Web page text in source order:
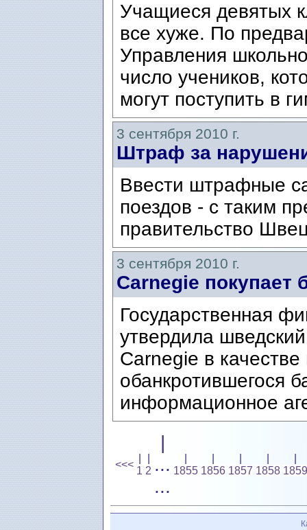
Учащиеся девятых
все хуже. По
Управления
число учеников,
могут поступить в
3 сентября 2010 г.
Штраф за
Ввести штрафные
поездов - с таким
правительство
3 сентября 2010 г.
Carnegie покупает
Государственная
утвердила
Carnegie в
обанкротившегося
информационное
<<<
1 2
|
...
...
1855 1856 1857 1858 1859